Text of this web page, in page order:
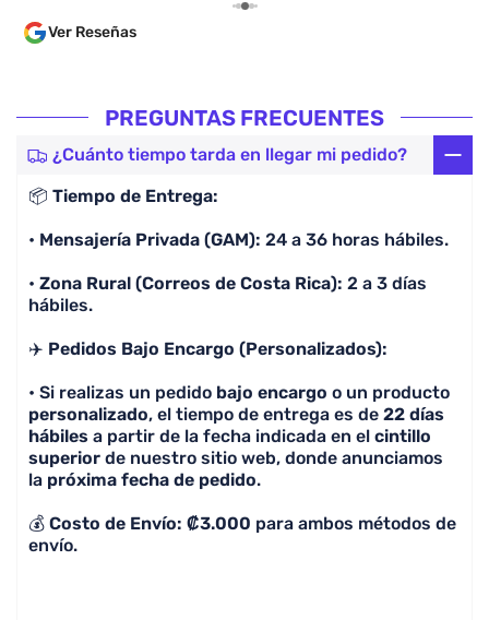
por
lo más
Ver Reseñas
PREGUNTAS FRECUENTES
¿Cuánto tiempo tarda en llegar mi pedido?
📦 Tiempo de Entrega:
• Mensajería Privada (GAM): 24 a 36 horas hábiles.
• Zona Rural (Correos de Costa Rica): 2 a 3 días
hábiles.
✈️ Pedidos Bajo Encargo (Personalizados):
• Si realizas un pedido bajo encargo o un producto
personalizado, el tiempo de entrega es de 22 días
hábiles a partir de la fecha indicada en el cintillo
superior de nuestro sitio web, donde anunciamos
la próxima fecha de pedido.
💰 Costo de Envío: ₡3.000 para ambos métodos de
envío.